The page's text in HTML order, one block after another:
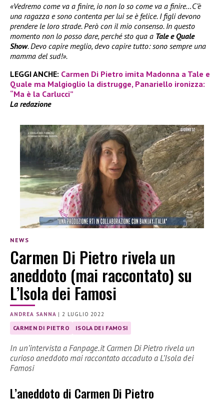
«Vedremo come va a finire, io non lo so come va a finire…C’è
una ragazza e sono contenta per lui se è felice. I figli devono
prendere le loro strade. Però con il mio consenso. In questo
momento non lo posso dare, perché sto qua a Tale e Quale
Show. Devo capire meglio, devo capire tutto: sono sempre una
mamma del sud!».
LEGGI ANCHE: Carmen Di Pietro imita Madonna a Tale e
Quale ma Malgioglio la distrugge, Panariello ironizza:
“Ma è la Carlucci”
La redazione
NEWS
Carmen Di Pietro rivela un
aneddoto (mai raccontato) su
L’Isola dei Famosi
ANDREA SANNA |2 LUGLIO 2022
CARMEN DI PIETRO ISOLA DEI FAMOSI
In un’intervista a Fanpage.it Carmen Di Pietro rivela un
curioso aneddoto mai raccontato accaduto a L’Isola dei
Famosi
L’aneddoto di Carmen Di Pietro